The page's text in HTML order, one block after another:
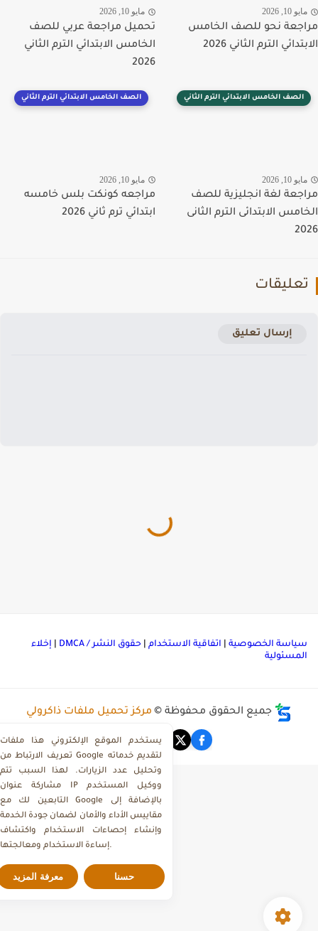
10, 2026
نحو للصف الخامس
الترم الثاني 2026
مايو 10, 2026
تحميل مراجعة عربي للصف
الخامس الابتدائي الترم الثاني
2026
الصف الخامس الابتدائي الترم الثاني
10, 2026
لغة انجليزية للصف
الابتدائى الترم الثانى
الصف الخامس الابتدائي الترم الثاني
مايو 10, 2026
مراجعه كونكت بلس خامسه
ابتدائي ترم ثاني 2026
إرسال تعليق
الخصوصية|اتفاقية الاستخدام|حقوق النشر / DMCA |إخلاء
جميع الحقوق محفوظة © مركز تحميل ملفات ذاكرولي
يستخدم الموقع الإلكتروني هذا ملفات
تعريف الارتباط من Google لتقديم خدماته
وتحليل عدد الزيارات. لهذا السبب تتم
مشاركة عنوان IP ووكيل المستخدم
التابعين لك مع Google بالإضافة إلى
مقاييس الأداء والأمان لضمان جودة الخدمة
وإنشاء إحصاءات الاستخدام واكتشاف
معرفة المزيد حسنا